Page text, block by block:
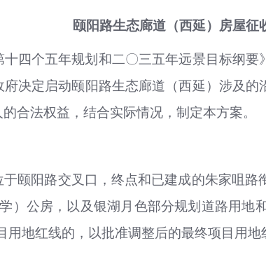
颐阳路生态廊道（西延）房屋征
四个五年规划和二〇三五年远景目标纲
决定启动颐阳路生态廊道（西延）涉及
合法权益，结合实际情况，制定本方案。
颐阳路交叉口，终点和已建成的朱家咀
）公房，以及银湖月色部分规划道路用地
用地红线的，以批准调整后的最终项目用